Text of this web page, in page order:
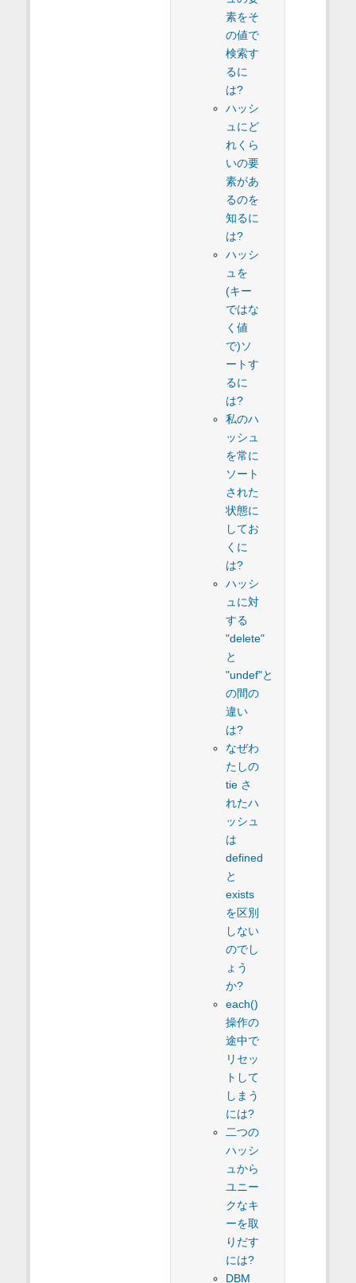
素をそ
の値で
検索す
るに
は?
ハッシ
ュにど
れくら
いの要
素があ
るのを
知るに
は?
ハッシ
ュを
(キー
ではな
く値
で)ソ
ートす
るに
は?
私のハ
ッシュ
を常に
ソート
された
状態に
してお
くに
は?
ハッシ
ュに対
する
"delete"
と
"undef"と
の間の
違い
は?
なぜわ
たしの
tie さ
れたハ
ッシュ
は
defined
と
exists
を区別
しない
のでし
ょう
か?
each()
操作の
途中で
リセッ
トして
しまう
には?
二つの
ハッシ
ュから
ユニー
クなキ
ーを取
りだす
には?
DBM